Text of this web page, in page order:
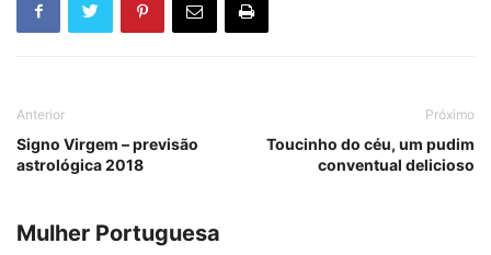
Anterior
Signo Virgem – previsão
astrológica 2018
Próximo
Toucinho do céu, um pudim
conventual delicioso
Mulher Portuguesa